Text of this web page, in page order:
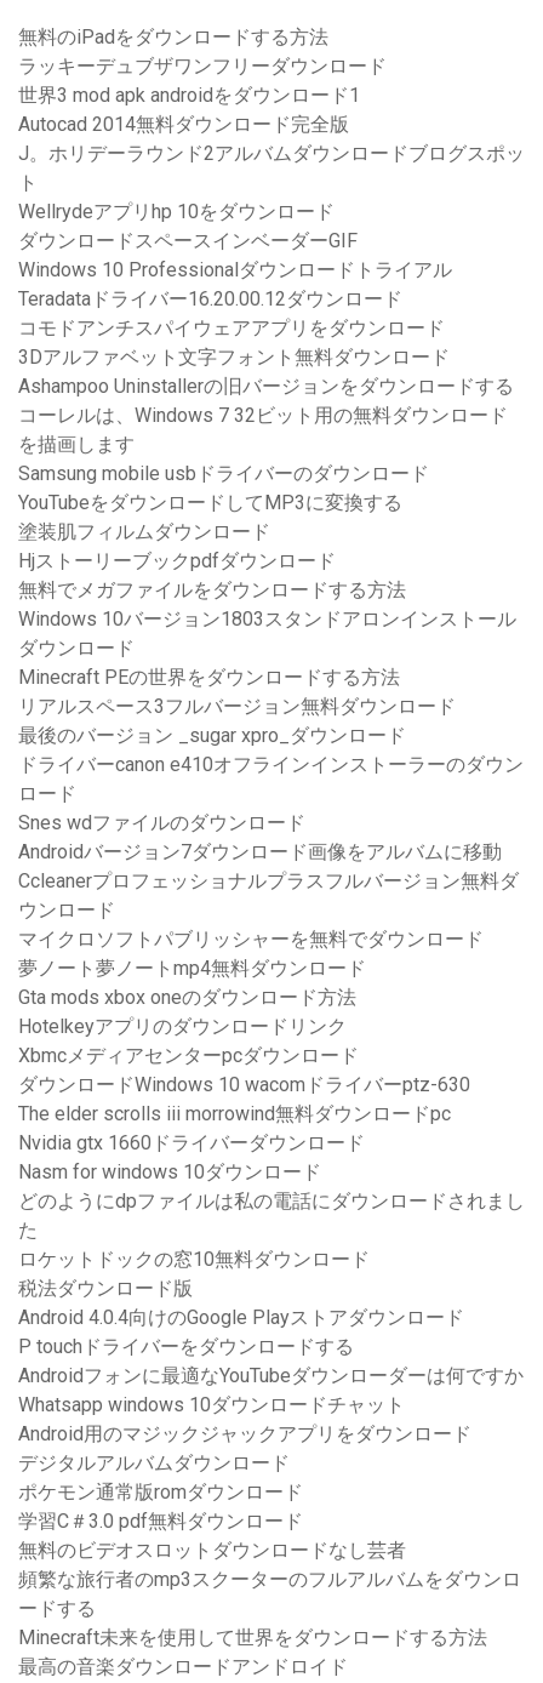
無料のiPadをダウンロードする方法
ラッキーデュブザワンフリーダウンロード
世界3 mod apk androidをダウンロード1
Autocad 2014無料ダウンロード完全版
J。ホリデーラウンド2アルバムダウンロードブログスポッ
ト
Wellrydeアプリhp 10をダウンロード
ダウンロードスペースインベーダーGIF
Windows 10 Professionalダウンロードトライアル
Teradataドライバー16.20.00.12ダウンロード
コモドアンチスパイウェアアプリをダウンロード
3Dアルファベット文字フォント無料ダウンロード
Ashampoo Uninstallerの旧バージョンをダウンロードする
コーレルは、Windows 7 32ビット用の無料ダウンロード
を描画します
Samsung mobile usbドライバーのダウンロード
YouTubeをダウンロードしてMP3に変換する
塗装肌フィルムダウンロード
Hjストーリーブックpdfダウンロード
無料でメガファイルをダウンロードする方法
Windows 10バージョン1803スタンドアロンインストール
ダウンロード
Minecraft PEの世界をダウンロードする方法
リアルスペース3フルバージョン無料ダウンロード
最後のバージョン _sugar xpro_ダウンロード
ドライバーcanon e410オフラインインストーラーのダウン
ロード
Snes wdファイルのダウンロード
Androidバージョン7ダウンロード画像をアルバムに移動
Ccleanerプロフェッショナルプラスフルバージョン無料ダ
ウンロード
マイクロソフトパブリッシャーを無料でダウンロード
夢ノート夢ノートmp4無料ダウンロード
Gta mods xbox oneのダウンロード方法
Hotelkeyアプリのダウンロードリンク
Xbmcメディアセンターpcダウンロード
ダウンロードWindows 10 wacomドライバーptz-630
The elder scrolls iii morrowind無料ダウンロードpc
Nvidia gtx 1660ドライバーダウンロード
Nasm for windows 10ダウンロード
どのようにdpファイルは私の電話にダウンロードされまし
た
ロケットドックの窓10無料ダウンロード
税法ダウンロード版
Android 4.0.4向けのGoogle Playストアダウンロード
P touchドライバーをダウンロードする
Androidフォンに最適なYouTubeダウンローダーは何ですか
Whatsapp windows 10ダウンロードチャット
Android用のマジックジャックアプリをダウンロード
デジタルアルバムダウンロード
ポケモン通常版romダウンロード
学習C＃3.0 pdf無料ダウンロード
無料のビデオスロットダウンロードなし芸者
頻繁な旅行者のmp3スクーターのフルアルバムをダウンロ
ードする
Minecraft未来を使用して世界をダウンロードする方法
最高の音楽ダウンロードアンドロイド